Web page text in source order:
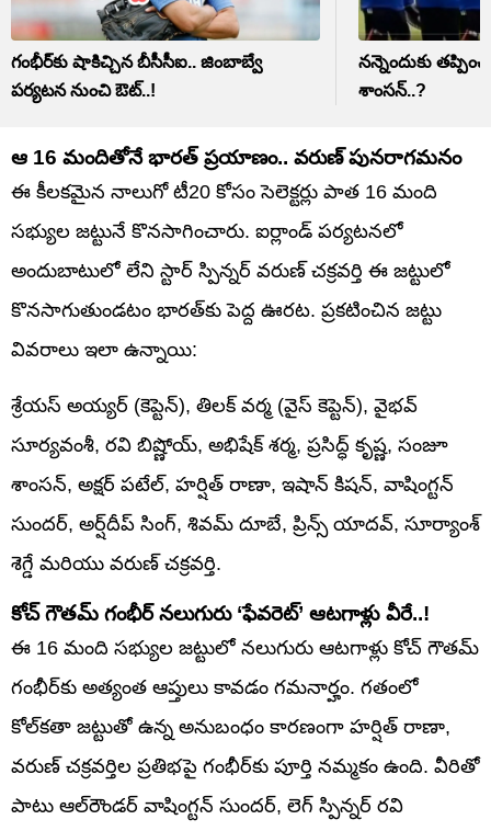
గంభీర్‌కు షాకిచ్చిన బీసీసీఐ.. జింబాబ్వే
పర్యటన నుంచి ఔట్..!
నన్నెందుకు
శాంసన్..?
ఆ 16 మందితోనే భారత్ ప్రయాణం.. వరుణ్ పునరాగమనం
ఈ కీలకమైన నాలుగో టీ20 కోసం సెలెక్టర్లు పాత 16 మంది
సభ్యుల జట్టునే కొనసాగించారు. ఐర్లాండ్ పర్యటనలో
అందుబాటులో లేని స్టార్ స్పిన్నర్ వరుణ్ చక్రవర్తి ఈ జట్టులో
కొనసాగుతుండటం భారత్‌కు పెద్ద ఊరట. ప్రకటించిన జట్టు
వివరాలు ఇలా ఉన్నాయి:
శ్రేయస్ అయ్యర్ (కెప్టెన్), తిలక్ వర్మ (వైస్ కెప్టెన్), వైభవ్‌
సూర్యవంశీ, రవి బిష్ణోయ్, అభిషేక్ శర్మ, ప్రసిద్ధ్ కృష్ణ, సంజూ
శాంసన్, అక్షర్ పటేల్, హర్షిత్ రాణా, ఇషాన్ కిషన్, వాషింగ్టన్
సుందర్, అర్ష్‌దీప్ సింగ్, శివమ్ దూబే, ప్రిన్స్ యాదవ్, సూర్యాంశ్
శెగ్డే మరియు వరుణ్ చక్రవర్తి.
కోచ్ గౌతమ్ గంభీర్ నలుగురు ‘ఫేవరెట్’ ఆటగాళ్లు వీరే..!
ఈ 16 మంది సభ్యుల జట్టులో నలుగురు ఆటగాళ్లు కోచ్ గౌతమ్
గంభీర్‌కు అత్యంత ఆప్తులు కావడం గమనార్హం. గతంలో
కోల్‌కతా జట్టుతో ఉన్న అనుబంధం కారణంగా హర్షిత్ రాణా,
వరుణ్ చక్రవర్తిల ప్రతిభపై గంభీర్‌కు పూర్తి నమ్మకం ఉంది. వీరితో
పాటు ఆల్‌రౌండర్ వాషింగ్టన్ సుందర్, లెగ్ స్పిన్నర్ రవి